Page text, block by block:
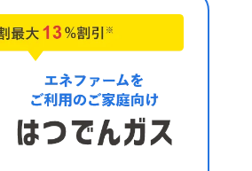
用場合に適用
（消費税等相当額を含む）
湯器）をご利用の場合に適用
（消費税等相当額を含む）